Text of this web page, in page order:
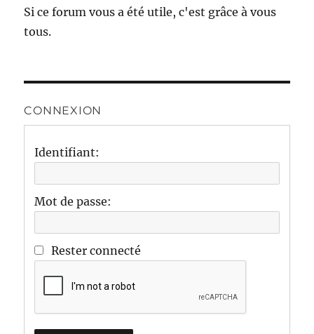
Si ce forum vous a été utile, c'est grâce à vous
tous.
CONNEXION
Identifiant:
Mot de passe:
Rester connecté